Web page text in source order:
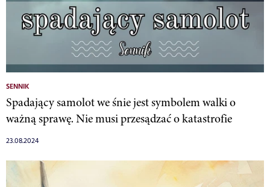
SENNIK
Spadający samolot we śnie jest symbolem walki o
ważną sprawę. Nie musi przesądzać o katastrofie
23.08.2024